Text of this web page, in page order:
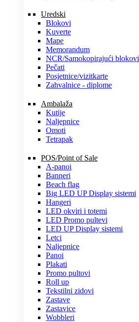
Uredski
Blokovi
Kuverte
Mape
Memorandum
NCR/Samokopirajući blokovi
Pečati
Posjetnice/vizitkarte
Zahvalnice - diplome
Ambalaža
Kutije
Naljepnice
Omoti
Tetrapak
POS/Point of Sale
A-panoi
Banneri
Beach flag
Big LED UP Display sistemi
Hangeri
LED okviri i totemi
LED Promo pultevi
LED UP Display sistemi
Letci
Naljepnice
Panoi
Plakati
Promo pultovi
Roll up
Tekstilni zidovi
Zastave
Zastavice
Wobbleri